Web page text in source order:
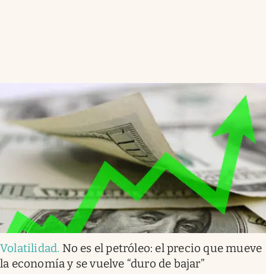
Volatilidad. No es el petróleo: el precio que mueve
la economía y se vuelve “duro de bajar”